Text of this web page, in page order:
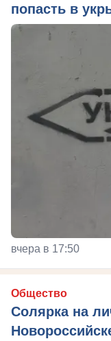
попасть в
вчера в 17:50
Общество
Солярка на